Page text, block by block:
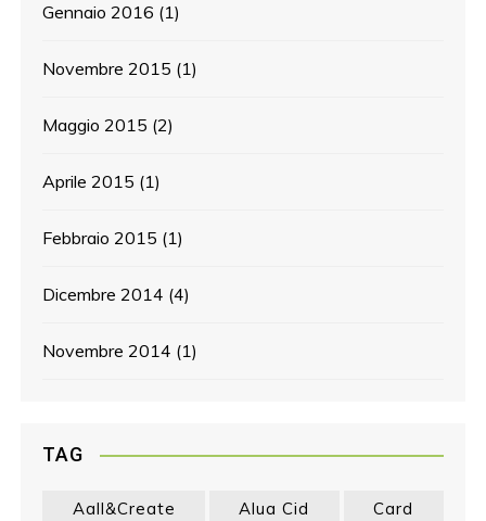
Gennaio 2016 (1)
Novembre 2015 (1)
Maggio 2015 (2)
Aprile 2015 (1)
Febbraio 2015 (1)
Dicembre 2014 (4)
Novembre 2014 (1)
TAG
Aall&create Alua Cid
Card